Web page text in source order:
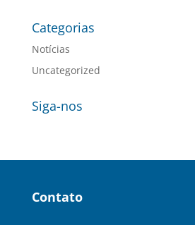
Categorias
Notícias
Uncategorized
Siga-nos
Contato